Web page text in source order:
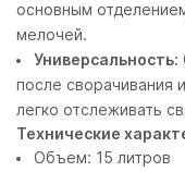
основным
мелочей.
Универсальность:
после сворачивания
легко отслеживать
Технические
Объем: 15 литров